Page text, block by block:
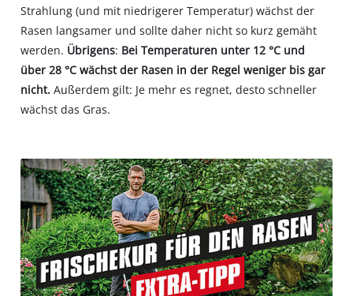
Strahlung (und mit niedrigerer Temperatur) wächst der
Rasen langsamer und sollte daher nicht so kurz gemäht
werden. Übrigens: Bei Temperaturen unter 12 °C und
über 28 °C wächst der Rasen in der Regel weniger bis gar
nicht. Außerdem gilt: Je mehr es regnet, desto schneller
wächst das Gras.